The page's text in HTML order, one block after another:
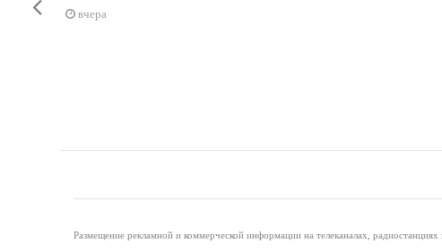
вчера
Размещение рекламной и коммерческой информации на телеканалах, радиостанциях